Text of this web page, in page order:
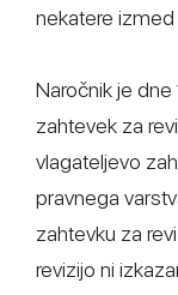
nekatere izmed
Naročnik je
zahtevek za
vlagateljevo
pravnega
zahtevku za
revizijo ni